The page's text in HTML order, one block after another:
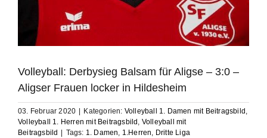
Volleyball: Derbysieg Balsam für Aligse – 3:0 –
Aligser Frauen locker in Hildesheim
03. Februar 2020 Kategorien: Volleyball 1. Damen mit Beitragsbild ,
Volleyball 1. Herren mit Beitragsbild , Volleyball mit
Beitragsbild
Tags: 1. Damen, 1.Herren, Dritte Liga